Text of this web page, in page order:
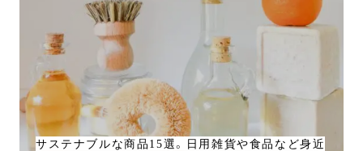
サステナブルな商品15選。日用雑貨や食品など身近